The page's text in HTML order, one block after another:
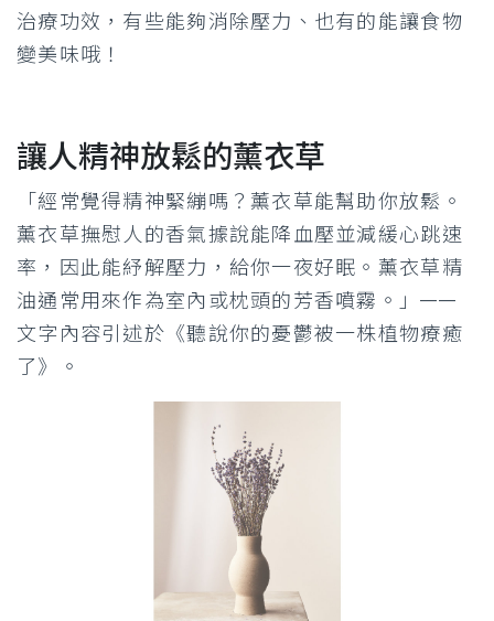
治療功效，有些能夠消除壓力、也有的能讓食物
變美味哦！
讓人精神放鬆的薰衣草
「經常覺得精神緊繃嗎？薰衣草能幫助你放鬆。
薰衣草撫慰人的香氣據說能降血壓並減緩心跳速
率，因此能紓解壓力，給你一夜好眠。薰衣草精
油通常用來作為室內或枕頭的芳香噴霧。」——
文字內容引述於《聽說你的憂鬱被一株植物療癒
了》。